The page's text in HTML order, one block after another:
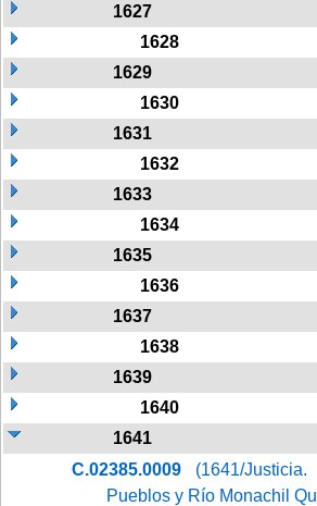
1627
1628
1629
1630
1631
1632
1633
1634
1635
1636
1637
1638
1639
1640
1641
C.02385.0009 (1641/
Pueblos y Río Monachil